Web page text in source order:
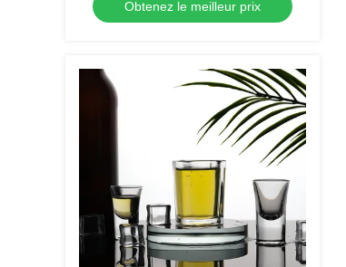
Obtenez le meilleur prix